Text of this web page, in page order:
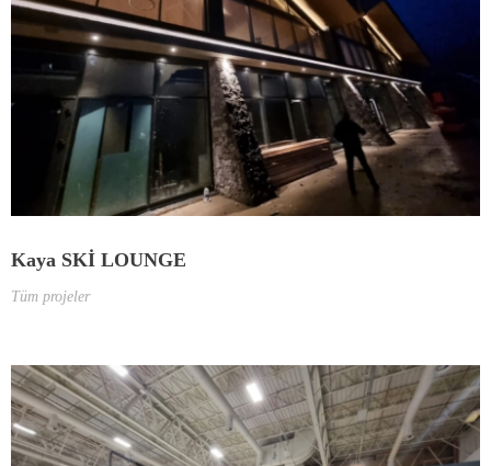
Kaya SKİ LOUNGE
Tüm projeler